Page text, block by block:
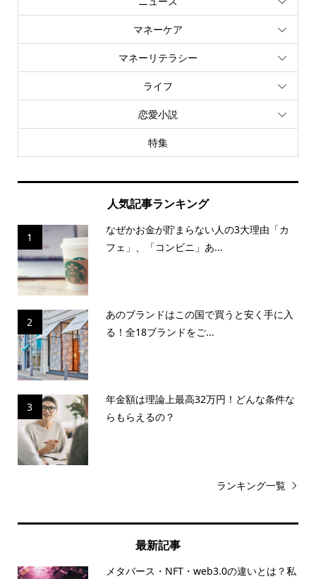
マネーケア
マネーリテラシー
ライフ
恋愛小説
特集
人気記事ランキング
1
なぜかお金が貯まらない人の3大理由「カ
フェ」、「コンビニ」あ...
2
あのブランドはこの国で買うと安く手に入
る！全18ブランドをご...
3
年金額は理論上最高32万円！どんな条件な
らもらえるの？
ランキング一覧
最新記事
メタバース・NFT・web3.0の違いとは？私